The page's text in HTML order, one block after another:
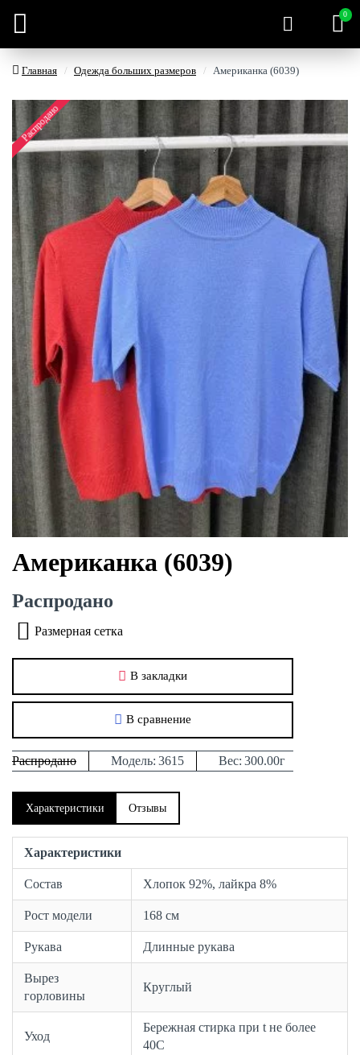
0
Главная Одежда больших размеров Американка (6039)
Распродано
Американка (6039)
Распродано Модель: 3615 Вес: 300.00г
Распродано
В закладки
В сравнение
Размерная сетка
Характеристики Отзывы
Характеристики
Состав Хлопок 92%, лайкра 8%
Рост модели 168 см
Рукава Длинные рукава
Вырез
горловины
Круглый
Уход
Бережная стирка при t не более
40С